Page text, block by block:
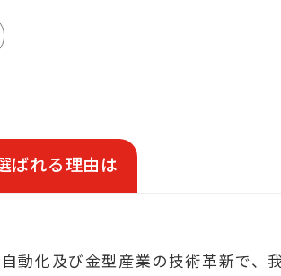
ばれる理由は
動化及び金型産業の技術革新で、